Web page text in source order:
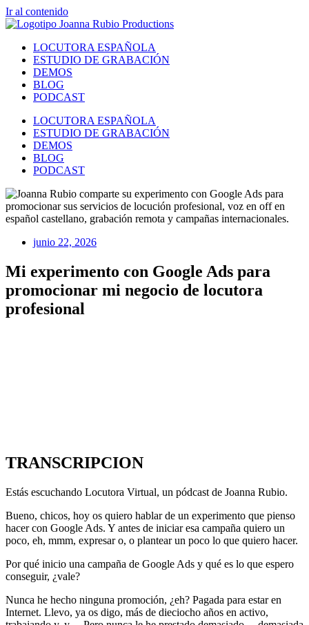
Ir al contenido
LOCUTORA ESPAÑOLA
ESTUDIO DE GRABACIÓN
DEMOS
BLOG
PODCAST
LOCUTORA ESPAÑOLA
ESTUDIO DE GRABACIÓN
DEMOS
BLOG
PODCAST
junio 22, 2026
Mi experimento con Google Ads para
promocionar mi negocio de locutora
profesional
TRANSCRIPCION
Estás escuchando Locutora Virtual, un pódcast de Joanna Rubio.
Bueno, chicos, hoy os quiero hablar de un experimento que pienso
hacer con Google Ads. Y antes de iniciar esa campaña quiero un
poco, eh, mmm, expresar o, o plantear un poco lo que quiero hacer.
Por qué inicio una campaña de Google Ads y qué es lo que espero
conseguir, ¿vale?
Nunca he hecho ninguna promoción, ¿eh? Pagada para estar en
Internet. Llevo, ya os digo, más de dieciocho años en activo,